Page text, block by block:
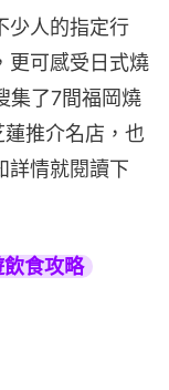
少人的指定行
更可感受日式燒
集了7間福岡燒
推介名店，也
詳情就閱讀下
食攻略